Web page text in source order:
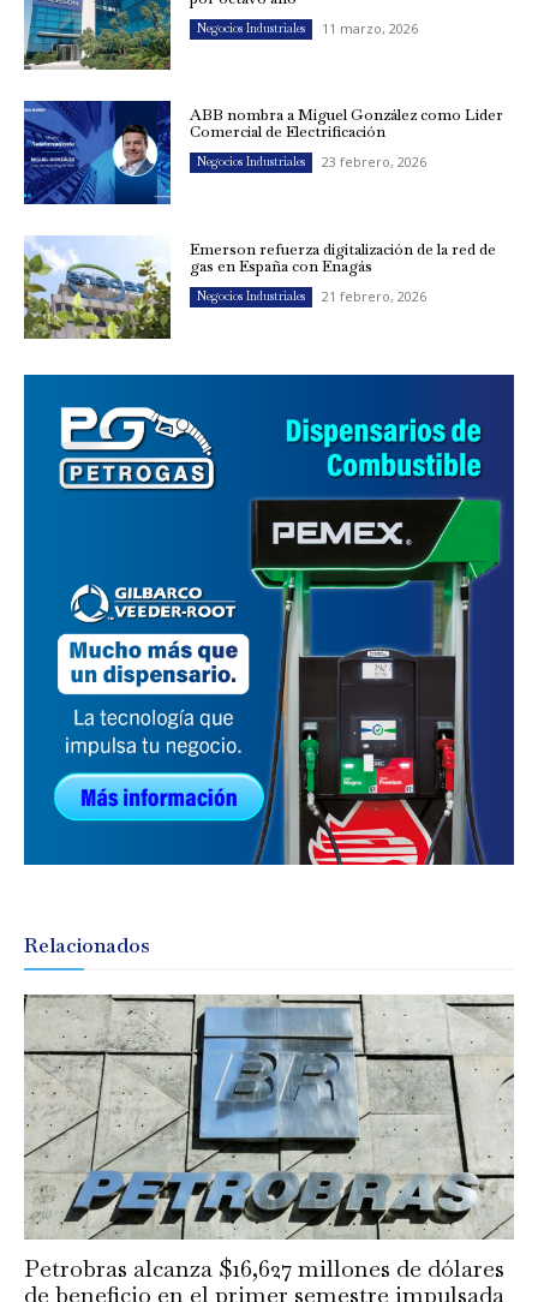
Negocios Industriales 11 marzo, 2026
ABB nombra a Miguel González como Líder
Comercial de Electrificación
Negocios Industriales 23 febrero, 2026
Emerson refuerza digitalización de la red de
gas en España con Enagás
Negocios Industriales 21 febrero, 2026
Relacionados
Petrobras alcanza $16,627 millones de dólares
de beneficio en el primer semestre impulsada